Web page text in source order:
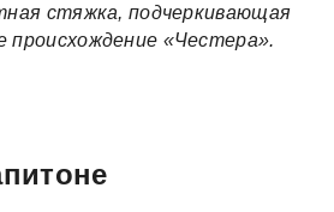
стяжка, подчеркивающая
происхождение «Честера».